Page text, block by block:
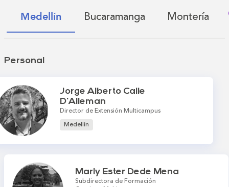
Medellín Bucaramanga Montería
Personal
Jorge Alberto Calle
D'Alleman
Director de Extensión Multicampus
Medellín
Marly Ester Dede Mena
Subdirectora de Formación